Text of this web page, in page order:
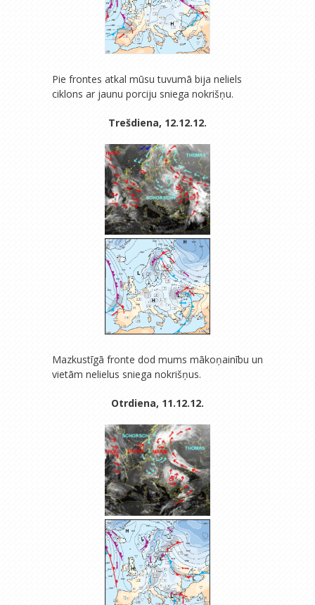
Pie frontes atkal mūsu tuvumā bija neliels
ciklons ar jaunu porciju sniega nokrišņu.
Trešdiena, 12.12.12.
Mazkustīgā fronte dod mums mākoņainību un
vietām nelielus sniega nokrišņus.
Otrdiena, 11.12.12.